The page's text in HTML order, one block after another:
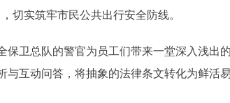
切实筑牢市民公共出行安全防线。
总队的警官为员工们带来一堂深入浅出
互动问答，将抽象的法律条文转化为鲜活易